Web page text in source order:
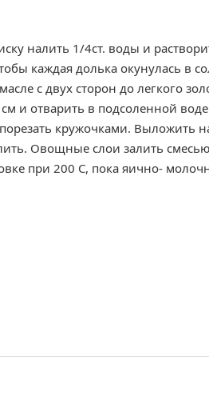
налить 1/4ст. воды и
каждая долька окунулась в
с двух сторон до легкого
и отварить в подсоленной
кружочками. Выложить
Овощные слои залить
при 200 С, пока яично-